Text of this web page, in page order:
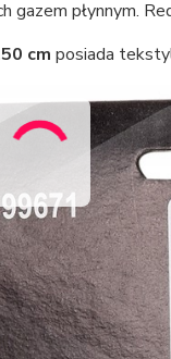
gazem płynnym.
cm posiada